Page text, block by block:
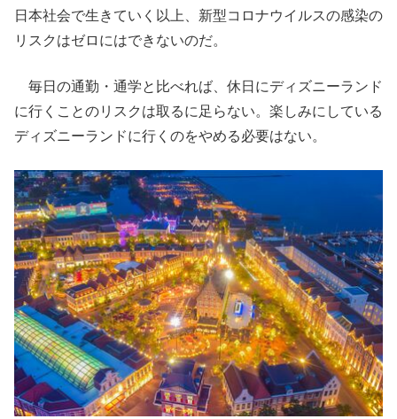
日本社会で生きていく以上、新型コロナウイルスの感染の
リスクはゼロにはできないのだ。
毎日の通勤・通学と比べれば、休日にディズニーランド
に行くことのリスクは取るに足らない。楽しみにしている
ディズニーランドに行くのをやめる必要はない。